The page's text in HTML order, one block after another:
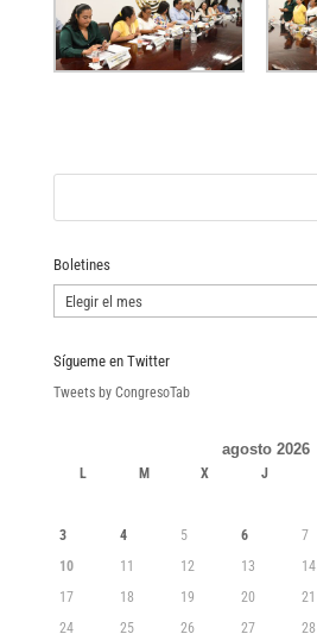
Boletines
Boletines
Sígueme en Twitter
Tweets by CongresoTab
agosto 2026
L M X J
3
4 5 6 7
10
11 12 13 14
17
18 19 20 21
24
25 26 27 28